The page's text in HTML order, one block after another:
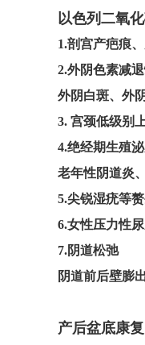
以色列二氧
1.剖宫产疤痕
2.外阴色素减
外阴白斑、外
3. 宫颈低级别
4.绝经期生殖
老年性阴道炎
5.尖锐湿疣等
6.女性压力性
7.阴道松弛
阴道前后壁膨
产后盆底康复